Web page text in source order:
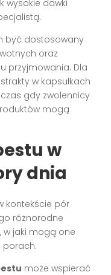
wysokie dawki
być dostosowany
oraz
przyjmowania. Dla
w kapsułkach
gdy zwolennicy
mogą
w
dnia
kontekście pór
różnorodne
w jaki mogą one
porach.
może wspierać